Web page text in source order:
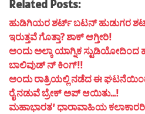
Related Posts:
ಹುಡಿಗಿಯರ ಶರ್ಟ್ ಬಟನ್ ಹುಡುಗರ
ಇರುತ್ತವೆ ಗೊತ್ತಾ? ಶಾಕ್ ಆಗ್ತೀರಿ!
ಅಂದು ಅಲ್ಕಾ ಯಾಗ್ನಿಕ ಸ್ಟುಡಿಯೋದಿಂದ
ಬಾಲಿವುಡ್ ನ್ ಕಿಂಗ್!!
ಅಂದು ರಾತ್ರಿಯಲ್ಲಿ ನಡೆದ ಈ
ರೈ ನಡುವೆ ಬ್ರೇಕ್ ಅಪ್ ಆಯಿತು…!
ಮಹಾಭಾರತ’ ಧಾರಾವಾಹಿಯ ಕಲಾಕಾರರಿಗೆ